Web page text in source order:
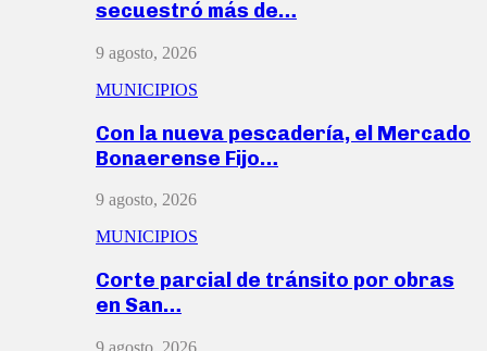
secuestró más de…
9 agosto, 2026
MUNICIPIOS
Con la nueva pescadería, el Mercado
Bonaerense Fijo…
9 agosto, 2026
MUNICIPIOS
Corte parcial de tránsito por obras
en San…
9 agosto, 2026